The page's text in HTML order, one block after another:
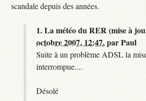
scandale depuis des années.
1.La météo du RER (mise à
octobre 2007, 12:47,parPaul
Suite à un problème ADSL la
interrompue....
Désolé